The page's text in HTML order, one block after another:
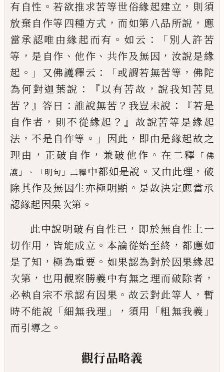
有自性 。若欲推求苦等世俗緣起建立 ， 則須
放棄自作等四種方式 ， 而如第八品所說 ， 應
當承認唯由緣起而有 。 如云 ：「別人許苦
等 ， 是自作 、 他作 、 共作及無因 ， 汝說是緣
起 。」 又佛護釋云 ：「或謂若無苦等 ， 佛陀
為何對迦葉說 ：『以有苦故 ，說我知苦見
苦 ？』 答曰 ：誰說無苦 ？ 我豈未說 ：『若是
自作者 ， 則不從緣起 ？』 故說苦等是緣起
法 ，不是自作等 。」 因此 ， 即由是緣起故之
理由 ， 正破自作 ，兼破他作 。 在二釋 「 佛
護 」、「明句 」 二釋中都如是說 。 又由此理 ， 破
除其作及無因生亦極明顯 。 是故決定應當承
認緣起因果次第 。
此中說明破有自性已 ， 即於無自性上一
切作用 ， 皆能成立 。 本論從始至終 ， 都應如
是了知 ，極為重要 。 如果認為對於因果緣起
次第 ， 也用觀察勝義中有無之理而破除者 ，
必執自宗不承認有因果 。 故云對此等人 ， 暫
時不能說 「細無我理 」， 須用 「粗無我義 」
而引導之 。
觀行品略義